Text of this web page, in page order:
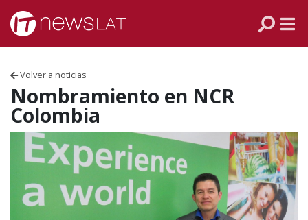
Skip to content
Volver a noticias
Nombramiento en NCR
Colombia
VENEZUELA
PERÚ
CHILE